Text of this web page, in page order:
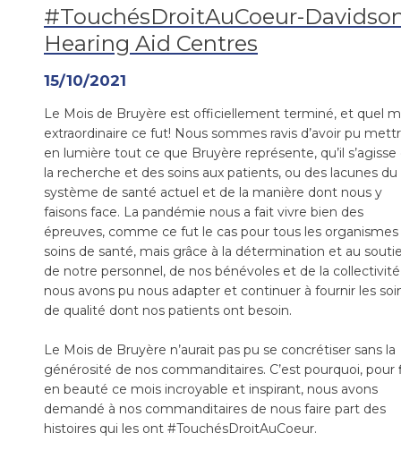
#TouchésDroitAuCoeur-
Hearing Aid Centres
15/10/2021
Le Mois de Bruyère est officiellement terminé, et quel
extraordinaire ce fut! Nous sommes ravis d’avoir pu
en lumière tout ce que Bruyère représente, qu’il s’agisse
la recherche et des soins aux patients, ou des lacunes du
système de santé actuel et de la manière dont nous y
faisons face. La pandémie nous a fait vivre bien des
épreuves, comme ce fut le cas pour tous les
soins de santé, mais grâce à la détermination et au
de notre personnel, de nos bénévoles et de la
nous avons pu nous adapter et continuer à fournir les
de qualité dont nos patients ont besoin.
Le Mois de Bruyère n’aurait pas pu se concrétiser sans la
générosité de nos commanditaires. C’est pourquoi, pour
en beauté ce mois incroyable et inspirant, nous avons
demandé à nos commanditaires de nous faire part des
histoires qui les ont #TouchésDroitAuCoeur.